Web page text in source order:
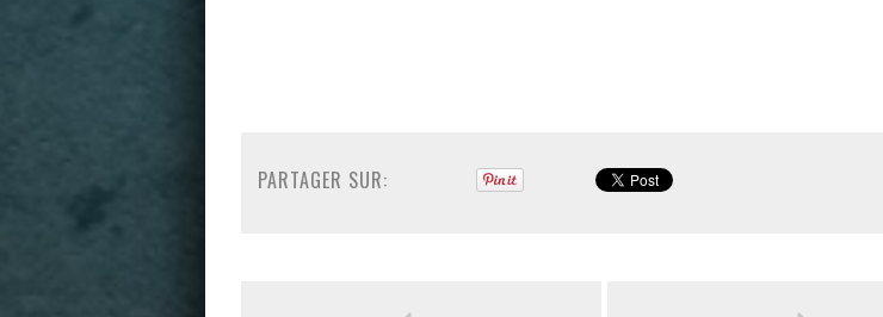
PARTAGER SUR: